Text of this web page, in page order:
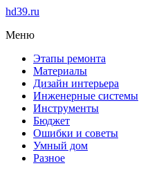
hd39.ru
Меню
Этапы ремонта
Материалы
Дизайн интерьера
Инженерные системы
Инструменты
Бюджет
Ошибки и советы
Умный дом
Разное